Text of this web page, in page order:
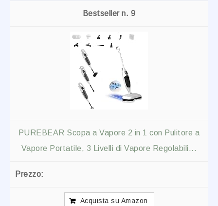
9
PUREBEAR Scopa a Vapore 2 in 1 con Pulitore a
Vapore Portatile, 3 Livelli di Vapore Regolabili...
Acquista su Amazon